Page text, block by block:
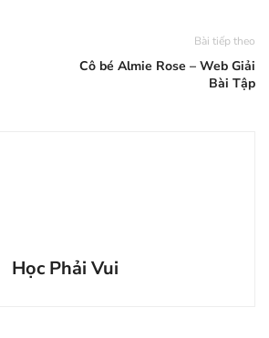
Bài tiếp theo
Cô bé Almie Rose – Web Giải
Bài Tập
Học Phải Vui